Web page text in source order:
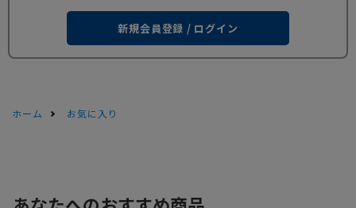
新規会員登録 / ログイン
ホーム お気に入り